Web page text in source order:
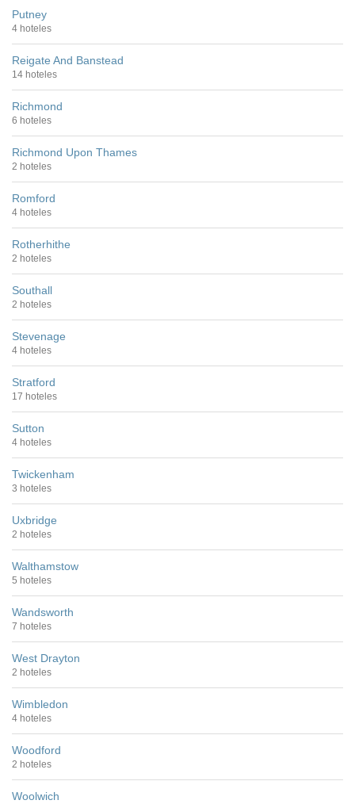
Putney
4 hoteles
Reigate And Banstead
14 hoteles
Richmond
6 hoteles
Richmond Upon Thames
2 hoteles
Romford
4 hoteles
Rotherhithe
2 hoteles
Southall
2 hoteles
Stevenage
4 hoteles
Stratford
17 hoteles
Sutton
4 hoteles
Twickenham
3 hoteles
Uxbridge
2 hoteles
Walthamstow
5 hoteles
Wandsworth
7 hoteles
West Drayton
2 hoteles
Wimbledon
4 hoteles
Woodford
2 hoteles
Woolwich